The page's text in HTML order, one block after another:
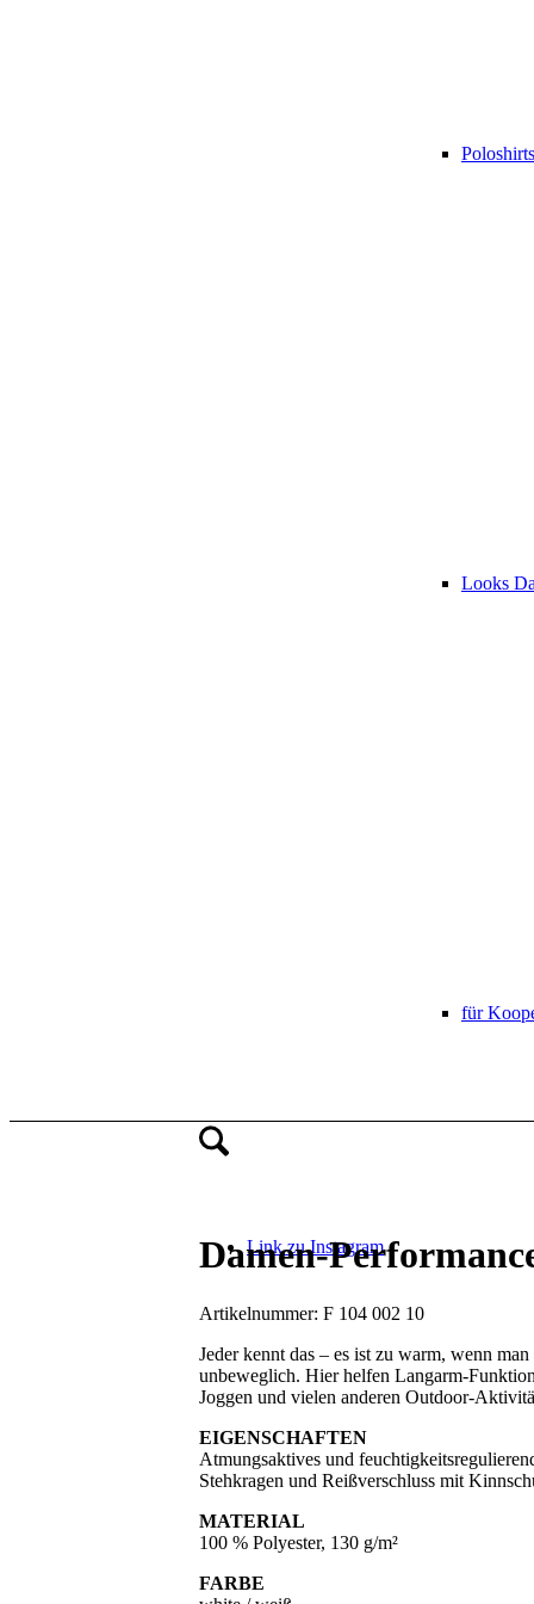
Poloshirts
Looks
für
Link zu Instagram
Damen-
Artikelnummer: F 104 002 10
Jeder kennt das – es ist zu warm, wenn
unbeweglich. Hier helfen Langarm-
Joggen und vielen anderen Outdoor-
EIGENSCHAFTEN
Atmungsaktives und
Stehkragen und Reißverschluss mit
MATERIAL
100 % Polyester, 130 g/m²
FARBE